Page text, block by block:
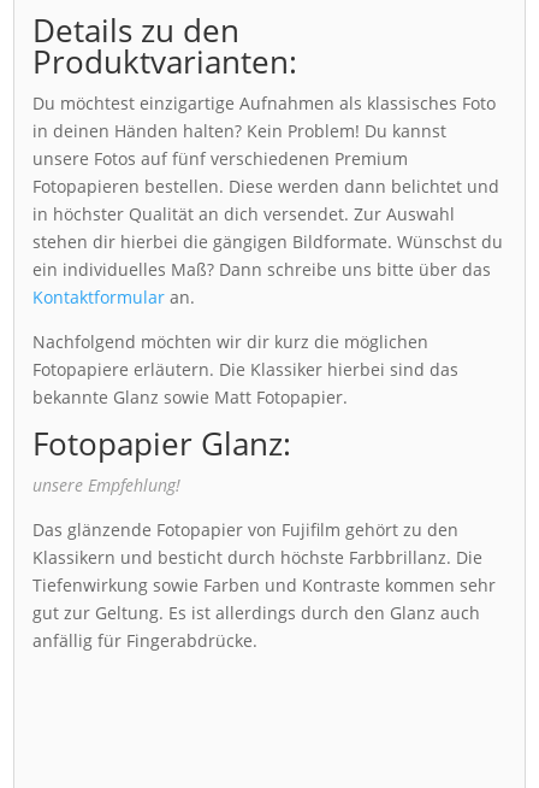
Details zu den
Produktvarianten:
Du möchtest einzigartige Aufnahmen als klassisches Foto
in deinen Händen halten? Kein Problem! Du kannst
unsere Fotos auf fünf verschiedenen Premium
Fotopapieren bestellen. Diese werden dann belichtet und
in höchster Qualität an dich versendet. Zur Auswahl
stehen dir hierbei die gängigen Bildformate. Wünschst du
ein individuelles Maß? Dann schreibe uns bitte über das
Kontaktformular an.
Nachfolgend möchten wir dir kurz die möglichen
Fotopapiere erläutern. Die Klassiker hierbei sind das
bekannte Glanz sowie Matt Fotopapier.
Fotopapier Glanz:
unsere Empfehlung!
Das glänzende Fotopapier von Fujifilm gehört zu den
Klassikern und besticht durch höchste Farbbrillanz. Die
Tiefenwirkung sowie Farben und Kontraste kommen sehr
gut zur Geltung. Es ist allerdings durch den Glanz auch
anfällig für Fingerabdrücke.